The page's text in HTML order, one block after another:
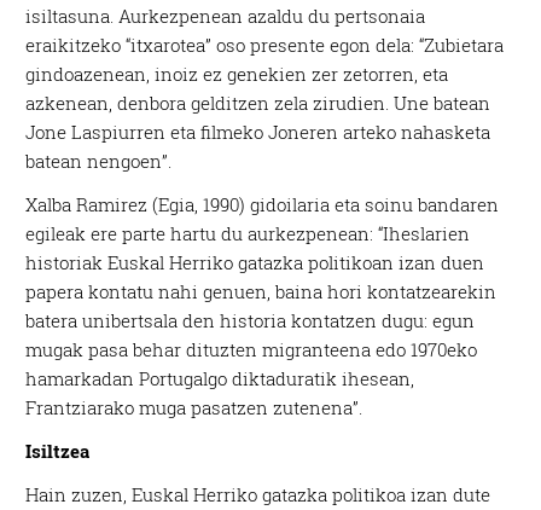
isiltasuna. Aurkezpenean azaldu du pertsonaia
eraikitzeko “itxarotea” oso presente egon dela: “Zubietara
gindoazenean, inoiz ez genekien zer zetorren, eta
azkenean, denbora gelditzen zela zirudien. Une batean
Jone Laspiurren eta filmeko Joneren arteko nahasketa
batean nengoen”.
Xalba Ramirez (Egia, 1990) gidoilaria eta soinu bandaren
egileak ere parte hartu du aurkezpenean: “Iheslarien
historiak Euskal Herriko gatazka politikoan izan duen
papera kontatu nahi genuen, baina hori kontatzearekin
batera unibertsala den historia kontatzen dugu: egun
mugak pasa behar dituzten migranteena edo 1970eko
hamarkadan Portugalgo diktaduratik ihesean,
Frantziarako muga pasatzen zutenena”.
Isiltzea
Hain zuzen, Euskal Herriko gatazka politikoa izan dute